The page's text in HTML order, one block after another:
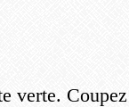
verte.